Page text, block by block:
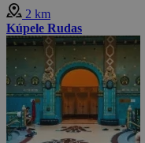
2 km
Kúpele Rudas